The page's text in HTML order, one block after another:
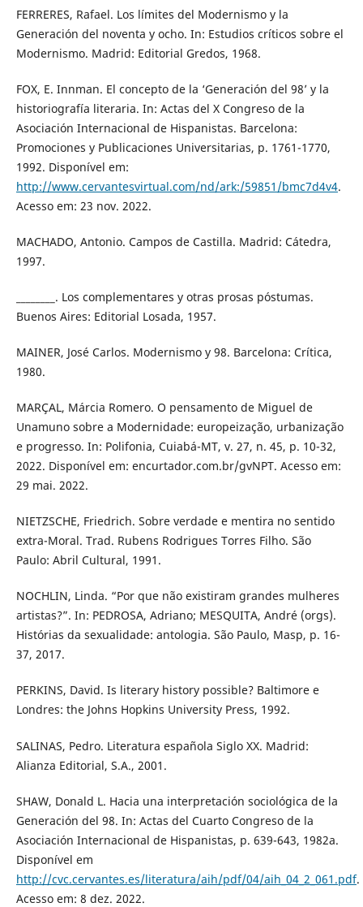
FERRERES, Rafael. Los límites del Modernismo y la
Generación del noventa y ocho. In: Estudios críticos sobre el
Modernismo. Madrid: Editorial Gredos, 1968.
FOX, E. Innman. El concepto de la ‘Generación del 98’ y la
historiografía literaria. In: Actas del X Congreso de la
Asociación Internacional de Hispanistas. Barcelona:
Promociones y Publicaciones Universitarias, p. 1761-1770,
1992. Disponível em:
http://www.cervantesvirtual.com/nd/ark:/59851/bmc7d4v4.
Acesso em: 23 nov. 2022.
MACHADO, Antonio. Campos de Castilla. Madrid: Cátedra,
1997.
________. Los complementares y otras prosas póstumas.
Buenos Aires: Editorial Losada, 1957.
MAINER, José Carlos. Modernismo y 98. Barcelona: Crítica,
1980.
MARÇAL, Márcia Romero. O pensamento de Miguel de
Unamuno sobre a Modernidade: europeização, urbanização
e progresso. In: Polifonia, Cuiabá-MT, v. 27, n. 45, p. 10-32,
2022. Disponível em: encurtador.com.br/gvNPT. Acesso em:
29 mai. 2022.
NIETZSCHE, Friedrich. Sobre verdade e mentira no sentido
extra-Moral. Trad. Rubens Rodrigues Torres Filho. São
Paulo: Abril Cultural, 1991.
NOCHLIN, Linda. “Por que não existiram grandes mulheres
artistas?”. In: PEDROSA, Adriano; MESQUITA, André (orgs).
Histórias da sexualidade: antologia. São Paulo, Masp, p. 16-
37, 2017.
PERKINS, David. Is literary history possible? Baltimore e
Londres: the Johns Hopkins University Press, 1992.
SALINAS, Pedro. Literatura española Siglo XX. Madrid:
Alianza Editorial, S.A., 2001.
SHAW, Donald L. Hacia una interpretación sociológica de la
Generación del 98. In: Actas del Cuarto Congreso de la
Asociación Internacional de Hispanistas, p. 639-643, 1982a.
Disponível em
http://cvc.cervantes.es/literatura/aih/pdf/04/aih_04_2_061.pdf.
Acesso em: 8 dez. 2022.